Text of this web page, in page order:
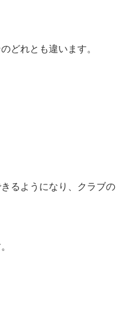
どれとも違います。
るようになり、クラブの